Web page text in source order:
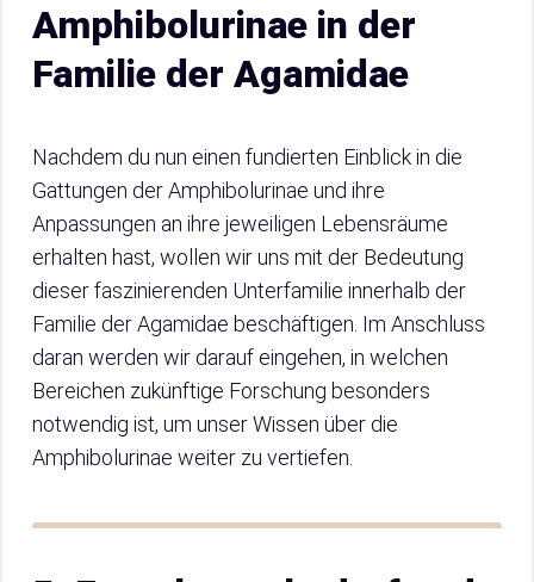
Amphibolurinae in der
Familie der Agamidae
Nachdem du nun einen fundierten Einblick in die
Gattungen der Amphibolurinae und ihre
Anpassungen an ihre jeweiligen Lebensräume
erhalten hast, wollen wir uns mit der Bedeutung
dieser faszinierenden Unterfamilie innerhalb der
Familie der Agamidae beschäftigen. Im Anschluss
daran werden wir darauf eingehen, in welchen
Bereichen zukünftige Forschung besonders
notwendig ist, um unser Wissen über die
Amphibolurinae weiter zu vertiefen.